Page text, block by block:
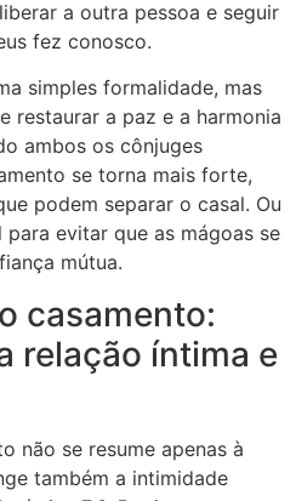
a outra pessoa e seguir
fez conosco.
simples formalidade, mas
restaurar a paz e a harmonia
ambos os cônjuges
se torna mais forte,
podem separar o casal. Ou
para evitar que as mágoas se
mútua.
casamento:
relação íntima e
não se resume apenas à
também a intimidade